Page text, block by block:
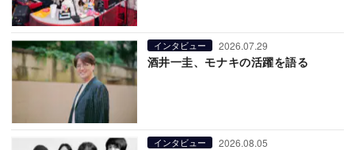
インタビュー 2026.07.29
酒井一圭、モナキの活躍を語る
インタビュー 2026.08.05